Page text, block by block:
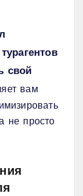
свой
вам
не просто